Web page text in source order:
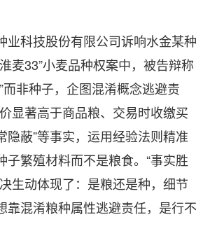
科技股份有限公司诉响水金某种
麦33”小麦品种权案中，被告辩称
而非种子，企图混淆概念逃避责
显著高于商品粮、交易时收缴买
隐蔽”等事实，运用经验法则精准
子繁殖材料而不是粮食。“事实胜
生动体现了：是粮还是种，细节
靠混淆粮种属性逃避责任，是行不